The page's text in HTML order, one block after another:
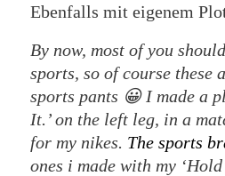
Ebenfalls mit eigenem
By now, most of you
sports, so of course these
sports pants 😀 I made a
It.’ on the left leg, in a
for my nikes. The sports
ones i made with my